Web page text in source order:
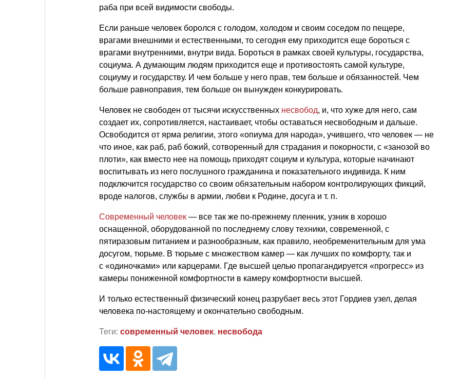
раба при всей видимости свободы.
Если раньше человек боролся с голодом, холодом и своим соседом по пещере,
врагами внешними и естественными, то сегодня ему приходится еще бороться с
врагами внутренними, внутри вида. Бороться в рамках своей культуры, государства,
социума. А думающим людям приходится еще и противостоять самой культуре,
социуму и государству. И чем больше у него прав, тем больше и обязанностей. Чем
больше равноправия, тем больше он вынужден конкурировать.
Человек не свободен от тысячи искусственных несвобод, и, что хуже для него, сам
создает их, сопротивляется, настаивает, чтобы оставаться несвободным и дальше.
Освободится от ярма религии, этого «опиума для народа», учившего, что человек — не
что иное, как раб, раб божий, сотворенный для страдания и покорности, с «занозой во
плоти», как вместо нее на помощь приходят социум и культура, которые начинают
воспитывать из него послушного гражданина и показательного индивида. К ним
подключится государство со своим обязательным набором контролирующих фикций,
вроде налогов, службы в армии, любви к Родине, досуга и т. п.
Современный человек — все так же по-прежнему пленник, узник в хорошо
оснащенной, оборудованной по последнему слову техники, современной, с
пятиразовым питанием и разнообразным, как правило, необременительным для ума
досугом, тюрьме. В тюрьме с множеством камер — как лучших по комфорту, так и
с «одиночками» или карцерами. Где высшей целью пропагандируется «прогресс» из
камеры пониженной комфортности в камеру комфортности высшей.
И только естественный физический конец разрубает весь этот Гордиев узел, делая
человека по-настоящему и окончательно свободным.
Теги: современный человек, несвобода